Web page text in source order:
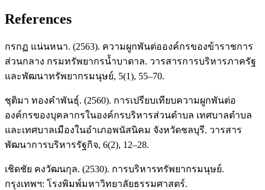
References
กรกฏ แน่นหนา. (2563). ความผูกพันต่อองค์กรของข้าราชการ
ส่วนกลาง กรมทรัพยากรน้ำบาดาล. วารสารการบริหารภาครัฐ
และพัฒนาทรัพยากรมนุษย์, 5(1), 55–70.
ชุติมา ทองคำพันธุ์. (2560). การเปรียบเทียบความผูกพันต่อ
องค์กรของบุคลากรในองค์กรบริหารส่วนตำบล เทศบาลตำบล
และเทศบาลเมืองในอำเภอพนัสนิคม จังหวัดชลบุรี. วารสาร
พัฒนาการบริหารรัฐกิจ, 6(2), 12–28.
เชิดชัย คงวัฒนกุล. (2530). การบริหารทรัพยากรมนุษย์.
กรุงเทพฯ: โรงพิมพ์มหาวิทยาลัยธรรมศาสตร์.